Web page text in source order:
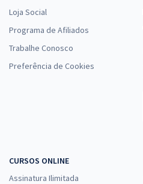
Loja Social
Programa de Afiliados
Trabalhe Conosco
Preferência de Cookies
CURSOS ONLINE
Assinatura Ilimitada